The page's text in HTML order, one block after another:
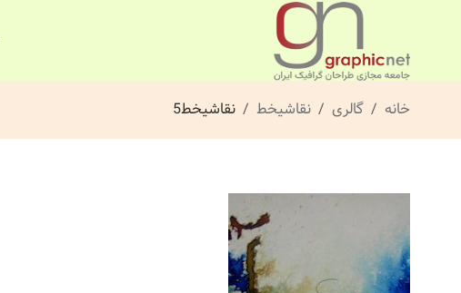
خانه گالری نقاشیخط نقاشیخط5